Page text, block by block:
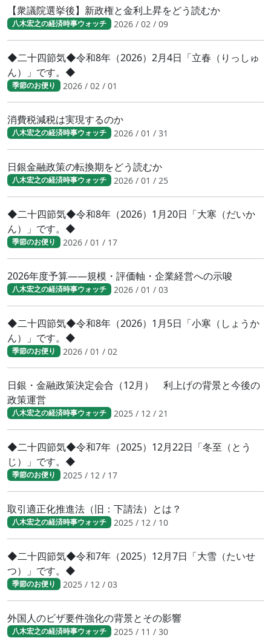
【衆議院選挙後】新政権と金利上昇をどう読むか
八木宏之の経済時事ウォッチ 2026 / 02 / 09
◆二十四節気◆令和8年（2026）2月4日「立春（りっしゅ
ん）」です。◆
季節のお便り 2026 / 02 / 01
消費税減税は実現するのか
八木宏之の経済時事ウォッチ 2026 / 01 / 31
日銀金融政策の転換期をどう読むか
八木宏之の経済時事ウォッチ 2026 / 01 / 25
◆二十四節気◆令和8年（2026）1月20日「大寒（だいか
ん）」です。◆
季節のお便り 2026 / 01 / 17
2026年度予算――規模・評価軸・企業経営への示唆
八木宏之の経済時事ウォッチ 2026 / 01 / 03
◆二十四節気◆令和8年（2026）1月5日「小寒（しょうか
ん）」です。◆
季節のお便り 2026 / 01 / 02
日銀・金融政策決定会合（12月） 利上げの背景と今後の
政策運営
八木宏之の経済時事ウォッチ 2025 / 12 / 21
◆二十四節気◆令和7年（2025）12月22日「冬至（とう
じ）」です。◆
季節のお便り 2025 / 12 / 17
取引適正化推進法（旧：下請法）とは？
八木宏之の経済時事ウォッチ 2025 / 12 / 10
◆二十四節気◆令和7年（2025）12月7日「大雪（たいせ
つ）」です。◆
季節のお便り 2025 / 12 / 03
外国人のビザ要件強化の背景とその影響
八木宏之の経済時事ウォッチ 2025 / 11 / 30